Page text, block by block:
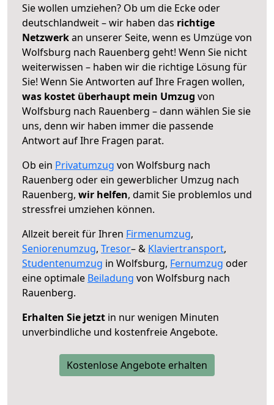
Sie wollen umziehen? Ob um die Ecke oder
deutschlandweit – wir haben das richtige
Netzwerkan unserer Seite, wenn es Umzüge von
Wolfsburg nach Rauenberg geht! Wenn Sie nicht
weiterwissen – haben wir die richtige Lösung für
Sie! Wenn Sie Antworten auf Ihre Fragen wollen,
was kostet überhaupt mein Umzug von
Wolfsburg nach Rauenberg – dann wählen Sie sie
uns, denn wir haben immer die passende
Antwort auf Ihre Fragen parat.
Ob ein Privatumzug von Wolfsburg nach
Rauenberg oder ein gewerblicher Umzug nach
Rauenberg, wir helfen, damit Sie problemlos und
stressfrei umziehen können.
Allzeit bereit für Ihren Firmenumzug,
Seniorenumzug, Tresor– & Klaviertransport,
Studentenumzug in Wolfsburg, Fernumzug oder
eine optimale Beiladung von Wolfsburg nach
Rauenberg.
Erhalten Sie jetzt in nur wenigen Minuten
unverbindliche und kostenfreie Angebote.
Kostenlose Angebote erhalten